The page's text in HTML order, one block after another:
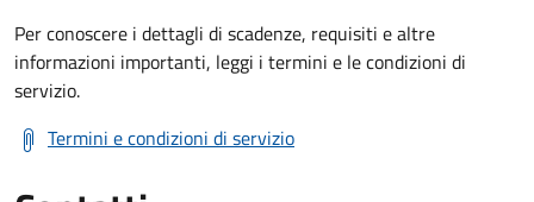
Per conoscere i dettagli di scadenze, requisiti e altre
informazioni importanti, leggi i termini e le condizioni di
servizio.
Termini e condizioni di servizio